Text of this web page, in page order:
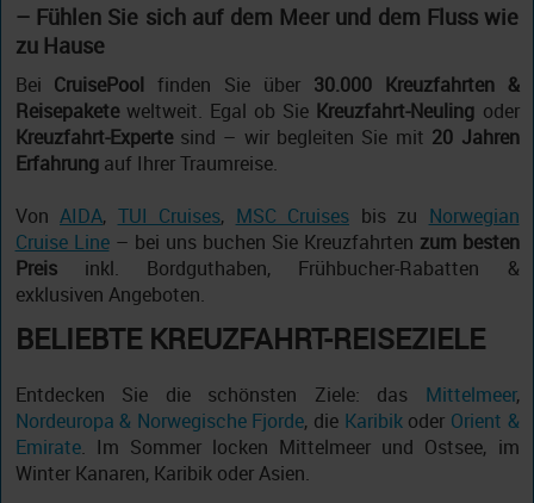
– Fühlen Sie sich auf dem Meer und dem Fluss wie
zu Hause
Bei CruisePool finden Sie über 30.000 Kreuzfahrten &
Reisepaketeweltweit. Egal ob Sie Kreuzfahrt-Neuling oder
Kreuzfahrt-Expertesind – wir begleiten Sie mit 20 Jahren
Erfahrungauf Ihrer Traumreise.
Von AIDA, TUI Cruises, MSC Cruises bis zu Norwegian
Cruise Line– bei uns buchen Sie Kreuzfahrten zum besten
Preisinkl. Bordguthaben, Frühbucher-Rabatten &
exklusiven Angeboten.
BELIEBTE KREUZFAHRT-REISEZIELE
Entdecken Sie die schönsten Ziele: das Mittelmeer,
Nordeuropa & Norwegische Fjorde, die Karibikoder Orient &
Emirate. Im Sommer locken Mittelmeer und Ostsee, im
Winter Kanaren, Karibik oder Asien.